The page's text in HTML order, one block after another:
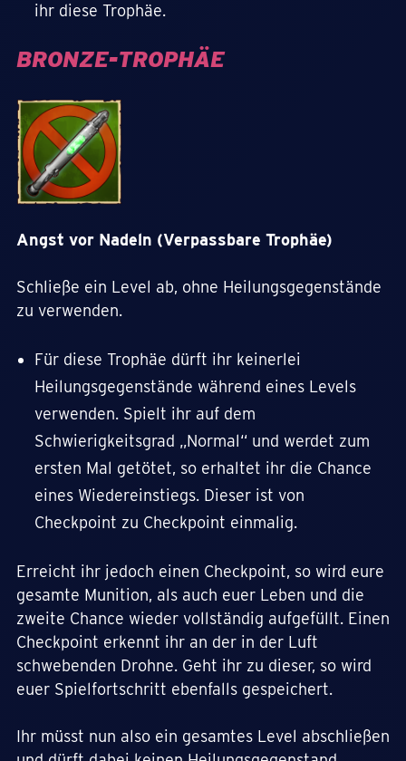
ihr diese Trophäe.
BRONZE-TROPHÄE
Angst vor Nadeln (Verpassbare Trophäe)
Schließe ein Level ab, ohne Heilungsgegenstände
zu verwenden.
Für diese Trophäe dürft ihr keinerlei
Heilungsgegenstände während eines Levels
verwenden. Spielt ihr auf dem
Schwierigkeitsgrad „Normal“ und werdet zum
ersten Mal getötet, so erhaltet ihr die Chance
eines Wiedereinstiegs. Dieser ist von
Checkpoint zu Checkpoint einmalig.
Erreicht ihr jedoch einen Checkpoint, so wird eure
gesamte Munition, als auch euer Leben und die
zweite Chance wieder vollständig aufgefüllt. Einen
Checkpoint erkennt ihr an der in der Luft
schwebenden Drohne. Geht ihr zu dieser, so wird
euer Spielfortschritt ebenfalls gespeichert.
Ihr müsst nun also ein gesamtes Level abschließen